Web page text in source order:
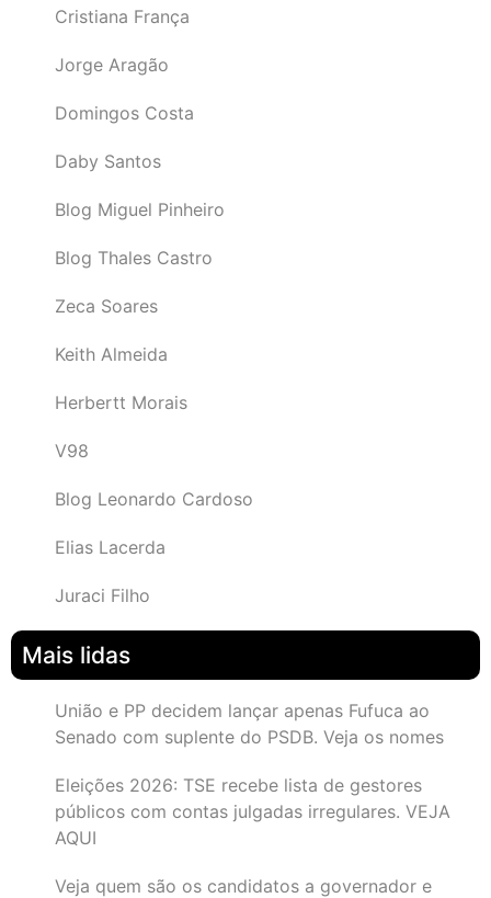
Cristiana França
Jorge Aragão
Domingos Costa
Daby Santos
Blog Miguel Pinheiro
Blog Thales Castro
Zeca Soares
Keith Almeida
Herbertt Morais
V98
Blog Leonardo Cardoso
Elias Lacerda
Juraci Filho
Mais lidas
União e PP decidem lançar apenas Fufuca ao
Senado com suplente do PSDB. Veja os nomes
Eleições 2026: TSE recebe lista de gestores
públicos com contas julgadas irregulares. VEJA
AQUI
Veja quem são os candidatos a governador e